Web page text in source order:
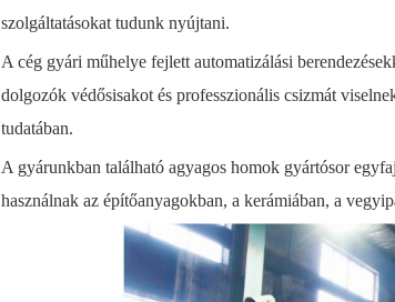
szolgáltatásokat tudunk nyújtani.
A cég gyári műhelye fejlett automatizálási
dolgozók védősisakot és professzionális csizmát
tudatában.
A gyárunkban található agyagos homok gyártósor
használnak az építőanyagokban, a kerámiában, a